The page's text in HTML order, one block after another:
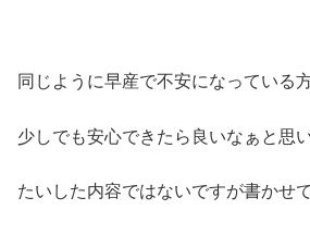
同じように早産で不安になっている
少しでも安心できたら良いなぁと思
たいした内容ではないですが書かせ